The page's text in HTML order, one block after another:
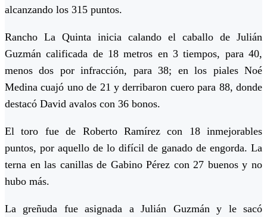
alcanzando los 315 puntos.
Rancho La Quinta inicia calando el caballo de Julián
Guzmán calificada de 18 metros en 3 tiempos, para 40,
menos dos por infracción, para 38; en los piales Noé
Medina cuajó uno de 21 y derribaron cuero para 88, donde
destacó David avalos con 36 bonos.
El toro fue de Roberto Ramírez con 18 inmejorables
puntos, por aquello de lo difícil de ganado de engorda. La
terna en las canillas de Gabino Pérez con 27 buenos y no
hubo más.
La greñuda fue asignada a Julián Guzmán y le sacó